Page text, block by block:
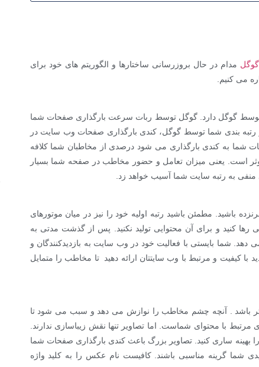
گوگل مدام در حال بروزرسانی ساختارها و الگوریتم های خود برای
می کنیم.
توسط گوگل دارد. گوگل توسط ربات سرعت بارگذاری صفحات شما
بندی شما توسط گوگل، کندی بارگذاری صفحات وب سایت در
شما به کندی بارگذاری می شود درصدی از مخاطبان شما کلافه
است. یعنی میزان تعامل و حضور مخاطب در صفحه شما بسیار
منفی به رتبه سایت شما آسیب خواهد زد.
باشید. مطمئن باشید رتبه اولیه خود را نیز در میان موتورهای
کنید و برای آن محتوایی تولید نکنید. پس از گذشت مدتی به
شما بایستی با فعالیت خود در وب سایت به بازدیدکنندگان و
با کیفیت و مرتبط با وب سایتتان ارائه دهید تا مخاطب را متمایل
باشد . آنچه چشم مخاطب را نوازش می دهد و سبب می شود تا
با محتوای شماست. اما تصاویر تنها نقش زیباسازی ندارند.
بهینه ساری کنید. تصاویر بزرگ باعث کندی بارگذاری صفحات شما
شما گرینه مناسبی باشند. کافیست نام عکس را به کلید واژه